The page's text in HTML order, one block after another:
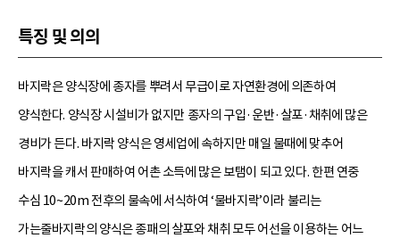
특징 및 의의
바지락은 양식장에 종자를 뿌려서 무급이로 자연환경에 의존하여
양식한다. 양식장 시설비가 없지만 종자의 구입·운반·살포·채취에 많은
경비가 든다. 바지락 양식은 영세업에 속하지만 매일 물때에 맞추어
바지락을 캐서 판매하여 어촌 소득에 많은 보탬이 되고 있다. 한편 연중
수심 10~20m 전후의 물속에 서식하여 ‘물바지락’이라 불리는
가는줄바지락의 양식은 종패의 살포와 채취 모두 어선을 이용하는 어느